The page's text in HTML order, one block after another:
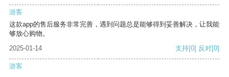
游客
这款app的售后服务非常完善，遇到问题总是能够得到妥善解决，让我能
够放心购物。
2025-01-14
支持[0] 反对[0]
游客